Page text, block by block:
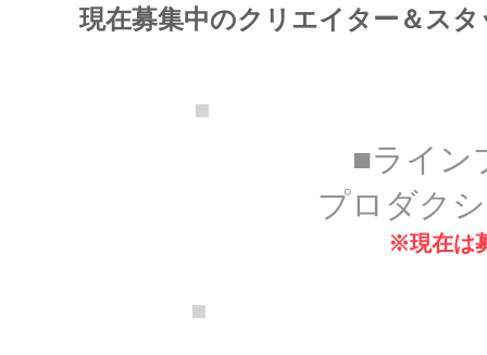
現在募集中のクリエイター＆スタ
​■ライン
プロダク
​※現在は